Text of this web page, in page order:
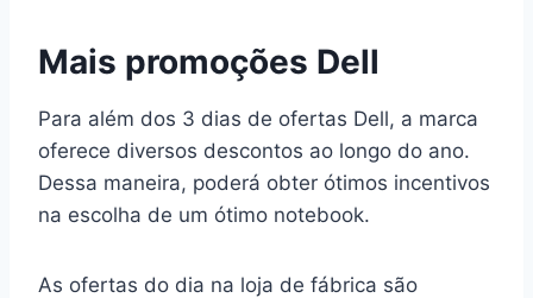
Mais promoções Dell
Para além dos 3 dias de ofertas Dell, a marca
oferece diversos descontos ao longo do ano.
Dessa maneira, poderá obter ótimos incentivos
na escolha de um ótimo notebook.
As ofertas do dia na loja de fábrica são